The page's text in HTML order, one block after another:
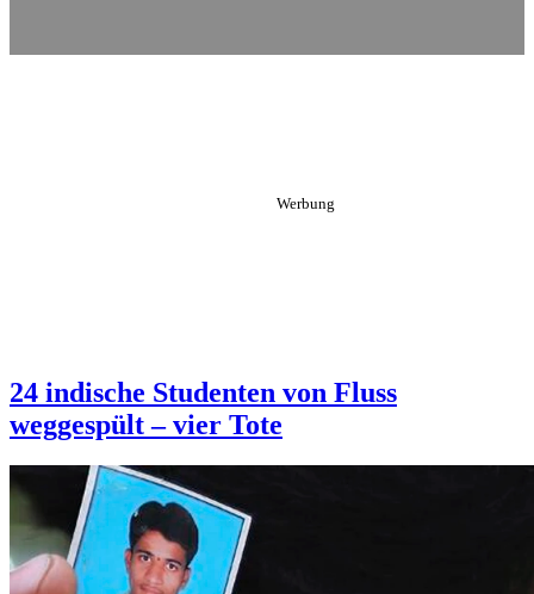
24 indische Studenten von Fluss
weggespült – vier Tote